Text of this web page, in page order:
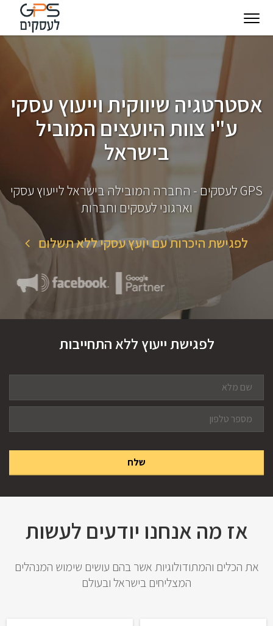
טכנולוגיות
עסקיות
להצלחה
אסטרטגיה שיווקית וייעוץ עסקי
ע"י צוות היועצים המוביל
בישראל
GPS לעסקים - החברה המובילה בישראל לייעוץ עסקי
וארגוני לעסקים וחברות
לפגישת היכרות עם יועץ עסקי ללא תשלום
לפגישת ייעוץ ללא התחייבות
אז מה אנחנו יודעים לעשות
את הכלים והמתודולוגיות אשר בהם עושים שימוש המנהלים
המצליחים בישראל ובעולם